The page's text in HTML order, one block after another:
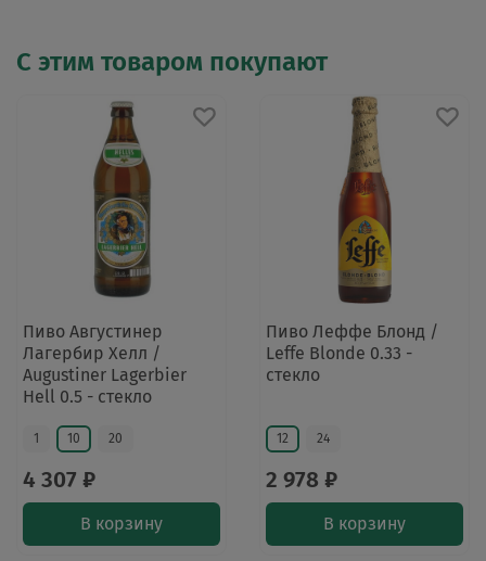
С этим товаром покупают
Пиво Августинер
Лагербир Хелл /
Augustiner Lagerbier
Hell 0.5 - стекло
1 10 20
4 307 ₽
В корзину
Пиво Леффе Блонд /
Leffe Blonde 0.33 -
стекло
12 24
2 978 ₽
В корзину